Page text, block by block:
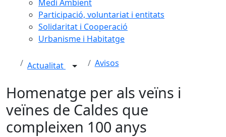
Medi Ambient
Participació, voluntariat i entitats
Solidaritat i Cooperació
Urbanisme i Habitatge
Actualitat Avisos
Homenatge per als veïns i
veïnes de Caldes que
compleixen 100 anys